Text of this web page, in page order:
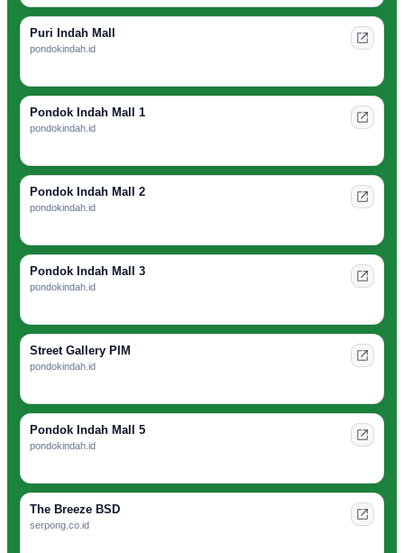
Puri Indah Mall
pondokindah.id
Pondok Indah Mall 1
pondokindah.id
Pondok Indah Mall 2
pondokindah.id
Pondok Indah Mall 3
pondokindah.id
Street Gallery PIM
pondokindah.id
Pondok Indah Mall 5
pondokindah.id
The Breeze BSD
serpong.co.id